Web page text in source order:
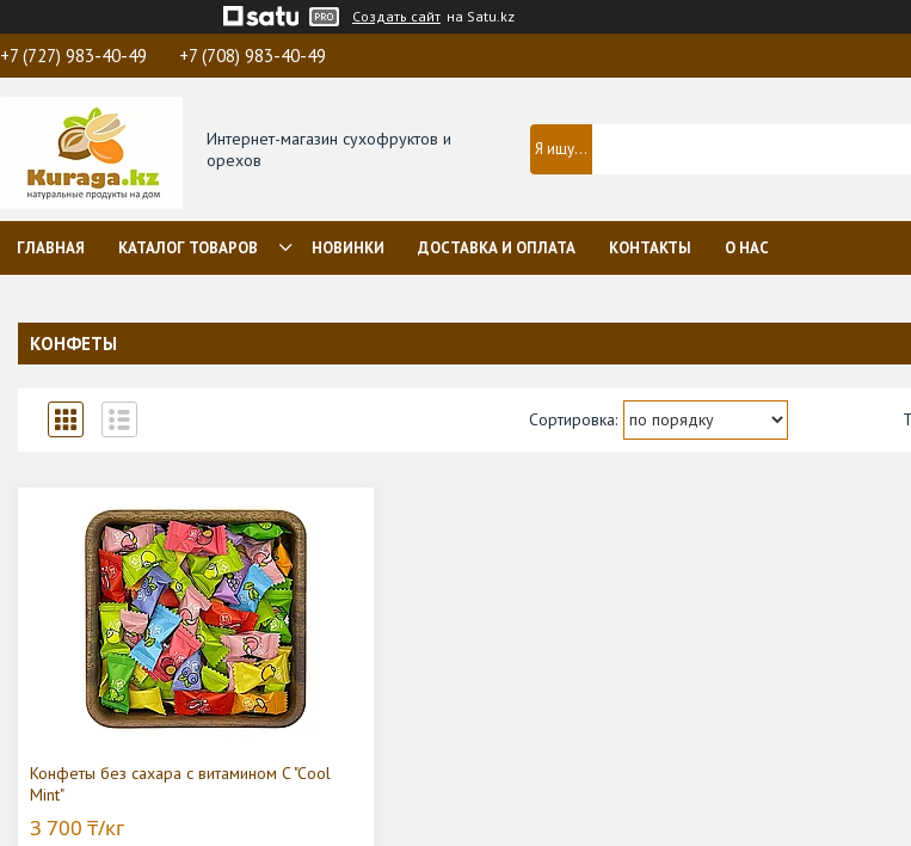
Создать сайт на Satu.kz
+7 (727) 983-40-49 +7 (708) 983-40-49
Интернет-магазин сухофруктов и
орехов
ГЛАВНАЯ КАТАЛОГ ТОВАРОВ НОВИНКИ ДОСТАВКА И ОПЛАТА КОНТАКТЫ О НАС
КОНФЕТЫ
Конфеты без сахара с витамином C "Cool
Mint"
3 700 ₸/кг